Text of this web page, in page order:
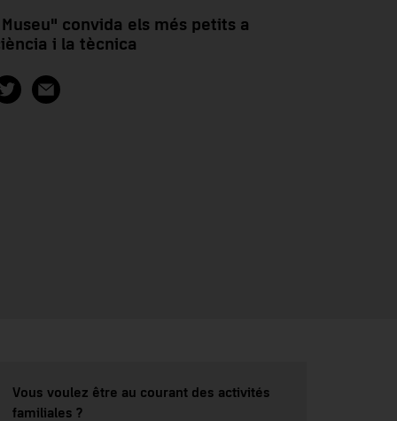
convida els més petits a
i la tècnica
Vous voulez être au courant des activités
familiales ?